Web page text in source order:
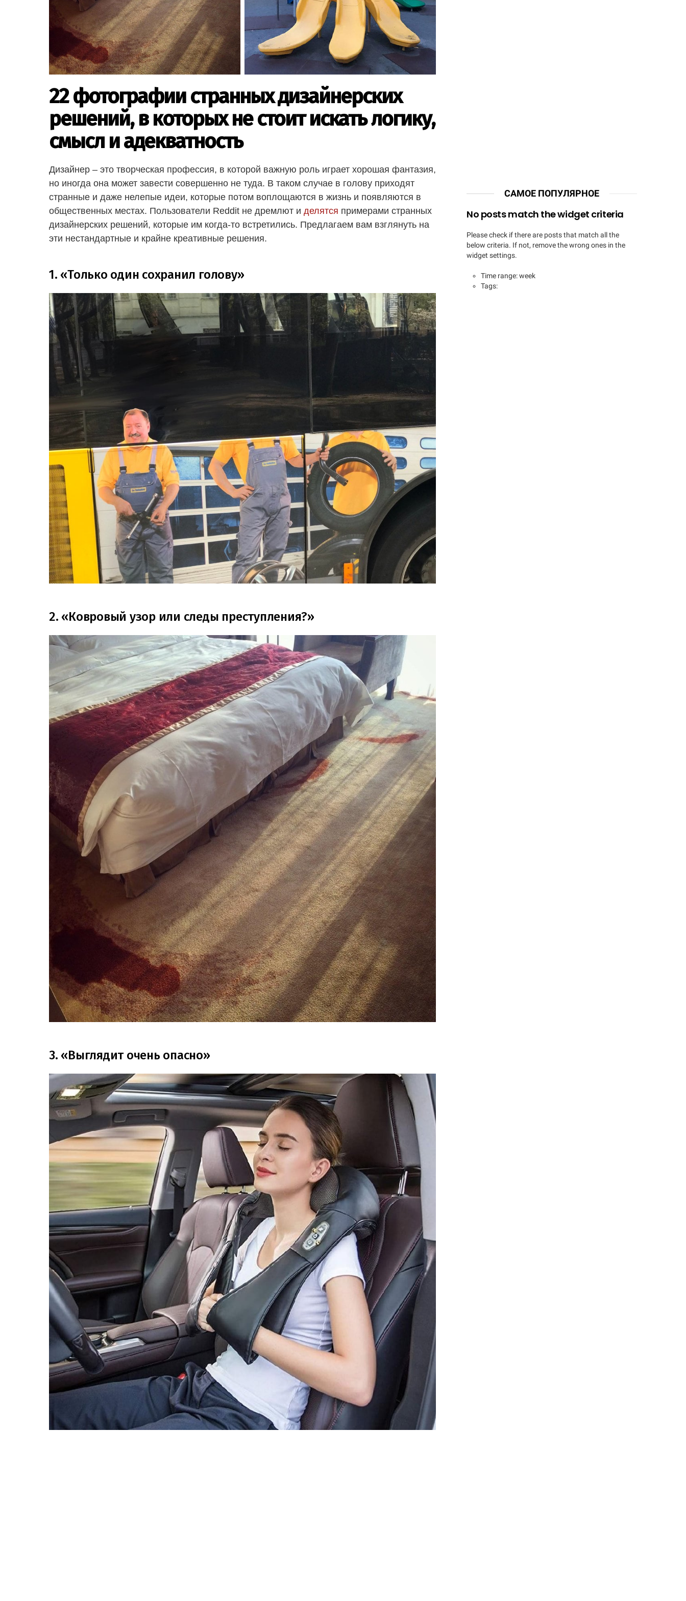
22 фотографии странных дизайнерских
решений, в которых не стоит искать логику,
смысл и адекватность
Дизайнер – это творческая профессия, в которой важную роль играет хорошая фантазия,
но иногда она может завести совершенно не туда. В таком случае в голову приходят
странные и даже нелепые идеи, которые потом воплощаются в жизнь и появляются в
общественных местах. Пользователи Reddit не дремлют и делятся примерами странных
дизайнерских решений, которые им когда-то встретились. Предлагаем вам взглянуть на
эти нестандартные и крайне креативные решения.
1. «Только один сохранил голову»
2. «Ковровый узор или следы преступления?»
3. «Выглядит очень опасно»
САМОЕ ПОПУЛЯРНОЕ
No posts match the widget criteria
Please check if there are posts that match all the
below criteria. If not, remove the wrong ones in the
widget settings.
Time range: week
Tags: